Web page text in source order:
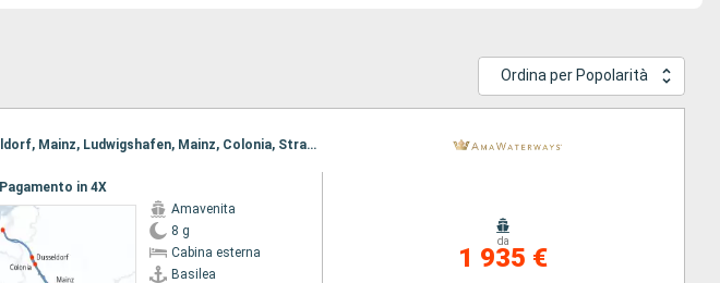
Ordina per Popolarità
Itinerario : Basilea, Amsterdam, Breisach, Strasburgo, Dusseldorf, Mainz, Ludwigshafen, Mainz, Colonia, Strasburgo, Amsterdam, Breisach, Basilea
Pagamento in 4X
Amavenita
8 g
Cabina esterna
Basilea
da
1 935 €